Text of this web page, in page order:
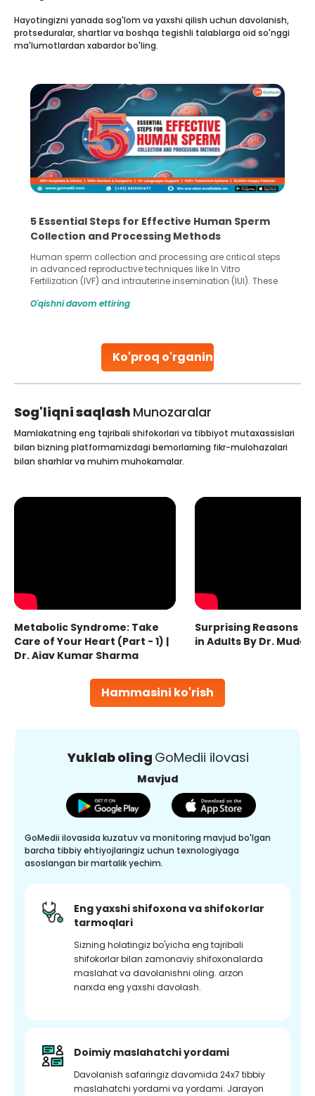
Ko'proq o'rganing
Hayotingizni yanada sog'lom va yaxshi qilish uchun davolanish,
protseduralar, shartlar va boshqa tegishli talablarga oid so'nggi
ma'lumotlardan xabardor bo'ling.
5 Essential Steps for Effective Human Sperm
Collection and Processing Methods
Human sperm collection and processing are critical steps
in advanced reproductive techniques like In Vitro
Fertilization (IVF) and intrauterine insemination (IUI). These
challenges and help couples achieve their dream of
collected, they process the
O'qishni davom ettiring
Sog'liqni saqlash Munozaralar
Hammasini ko'rish
Mamlakatning eng tajribali shifokorlari va tibbiyot mutaxassislari
bilan bizning platformamizdagi bemorlarning fikr-mulohazalari
bilan sharhlar va muhim muhokamalar.
Metabolic Syndrome: Take
Care of Your Heart (Part - 1) |
Dr. Ajay Kumar Sharma
Surprising Reasons
in Adults By Dr.
Yuklab oling GoMedii ilovasi
Mavjud
GoMedii ilovasida kuzatuv va monitoring mavjud bo'lgan
barcha tibbiy ehtiyojlaringiz uchun texnologiyaga
asoslangan bir martalik yechim.
Eng yaxshi shifoxona va shifokorlar
tarmoqlari
Sizning holatingiz bo'yicha eng tajribali
shifokorlar bilan zamonaviy shifoxonalarda
maslahat va davolanishni oling. arzon
narxda eng yaxshi davolash.
Doimiy maslahatchi yordami
Davolanish safaringiz davomida 24x7 tibbiy
maslahatchi yordami va yordami. Jarayon